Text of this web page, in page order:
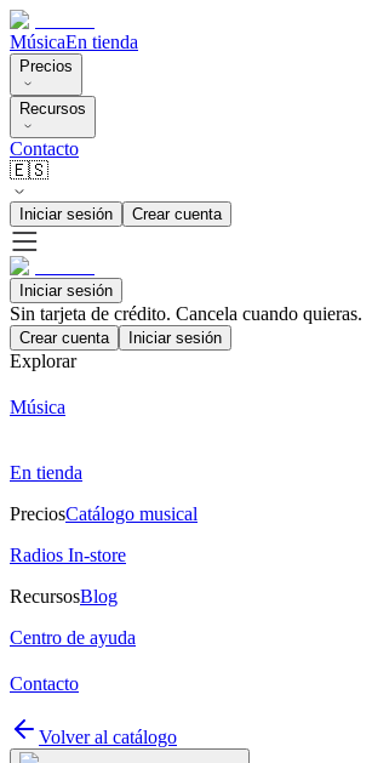
MúsicaEn tienda
Precios
Recursos
Contacto
🇪🇸
Iniciar sesión Crear cuenta
Iniciar sesión
Sin tarjeta de crédito. Cancela cuando quieras.
Crear cuenta Iniciar sesión
Explorar
Música
En tienda
PreciosCatálogo musical
Radios In-store
RecursosBlog
Centro de ayuda
Contacto
Volver al catálogo